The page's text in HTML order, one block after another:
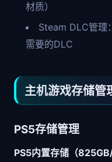
材质）
Steam DLC管
需要的DLC
主机游戏存储管
PS5存储管理
PS5内置存储（825GB/